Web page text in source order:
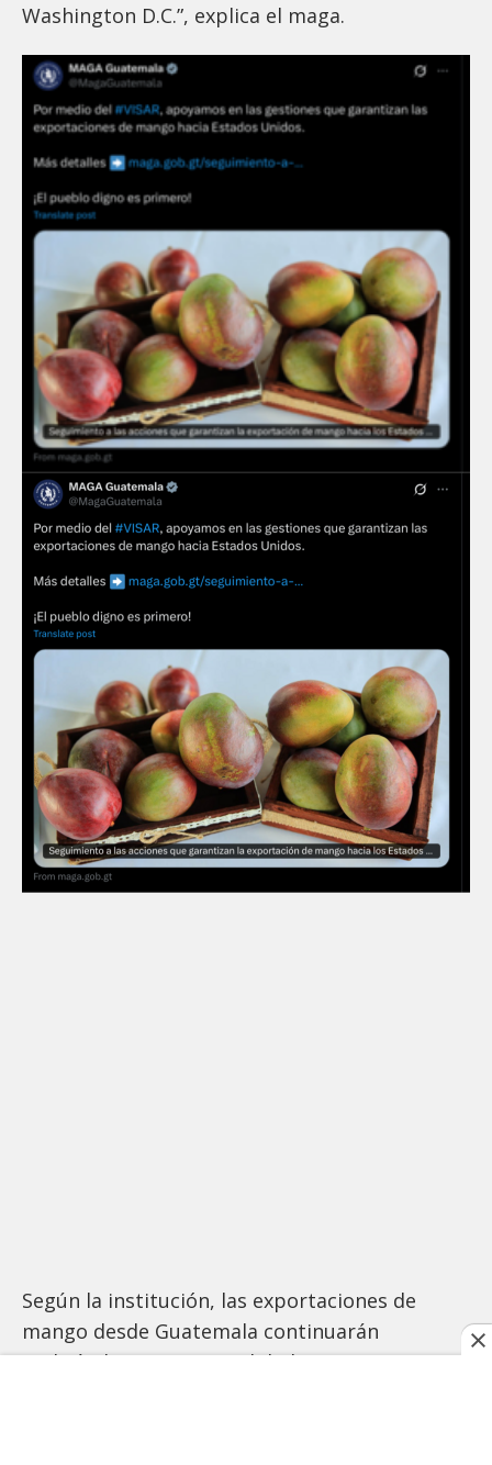
Washington D.C.”, explica el maga.
Según la institución, las exportaciones de
mango desde Guatemala continuarán
realizándose con normalidad, justo a tiempo